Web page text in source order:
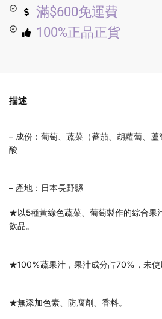
滿$600免運費
100%正品正貨
描述
– 成份：葡萄、蔬菜（蕃茄、胡蘿蔔、
酸
– 產地：日本長野縣
★以5種黃綠色蔬菜、葡萄製作的綜合果
飲品。
★100%蔬果汁，果汁成分占70%，未使
★無添加色素、防腐劑、香料。